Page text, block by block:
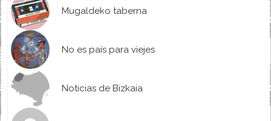
Mugaldeko taberna
No es país para viejes
Noticias de Bizkaia